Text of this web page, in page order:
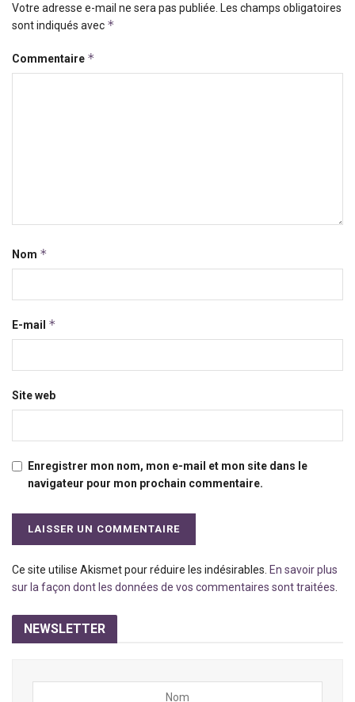
Votre adresse e-mail ne sera pas publiée. Les champs obligatoires
sont indiqués avec *
Commentaire *
Nom *
E-mail *
Site web
Enregistrer mon nom, mon e-mail et mon site dans le
navigateur pour mon prochain commentaire.
Ce site utilise Akismet pour réduire les indésirables. En savoir plus
sur la façon dont les données de vos commentaires sont traitées
NEWSLETTER